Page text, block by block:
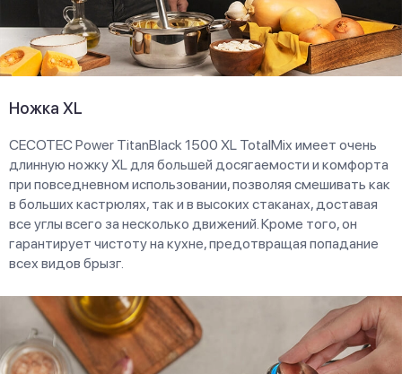
Ножка XL
CECOTEC Power TitanBlack 1500 XL TotalMix имеет очень
длинную ножку XL для большей досягаемости и комфорта
при повседневном использовании, позволяя смешивать как
в больших кастрюлях, так и в высоких стаканах, доставая
все углы всего за несколько движений. Кроме того, он
гарантирует чистоту на кухне, предотвращая попадание
всех видов брызг.